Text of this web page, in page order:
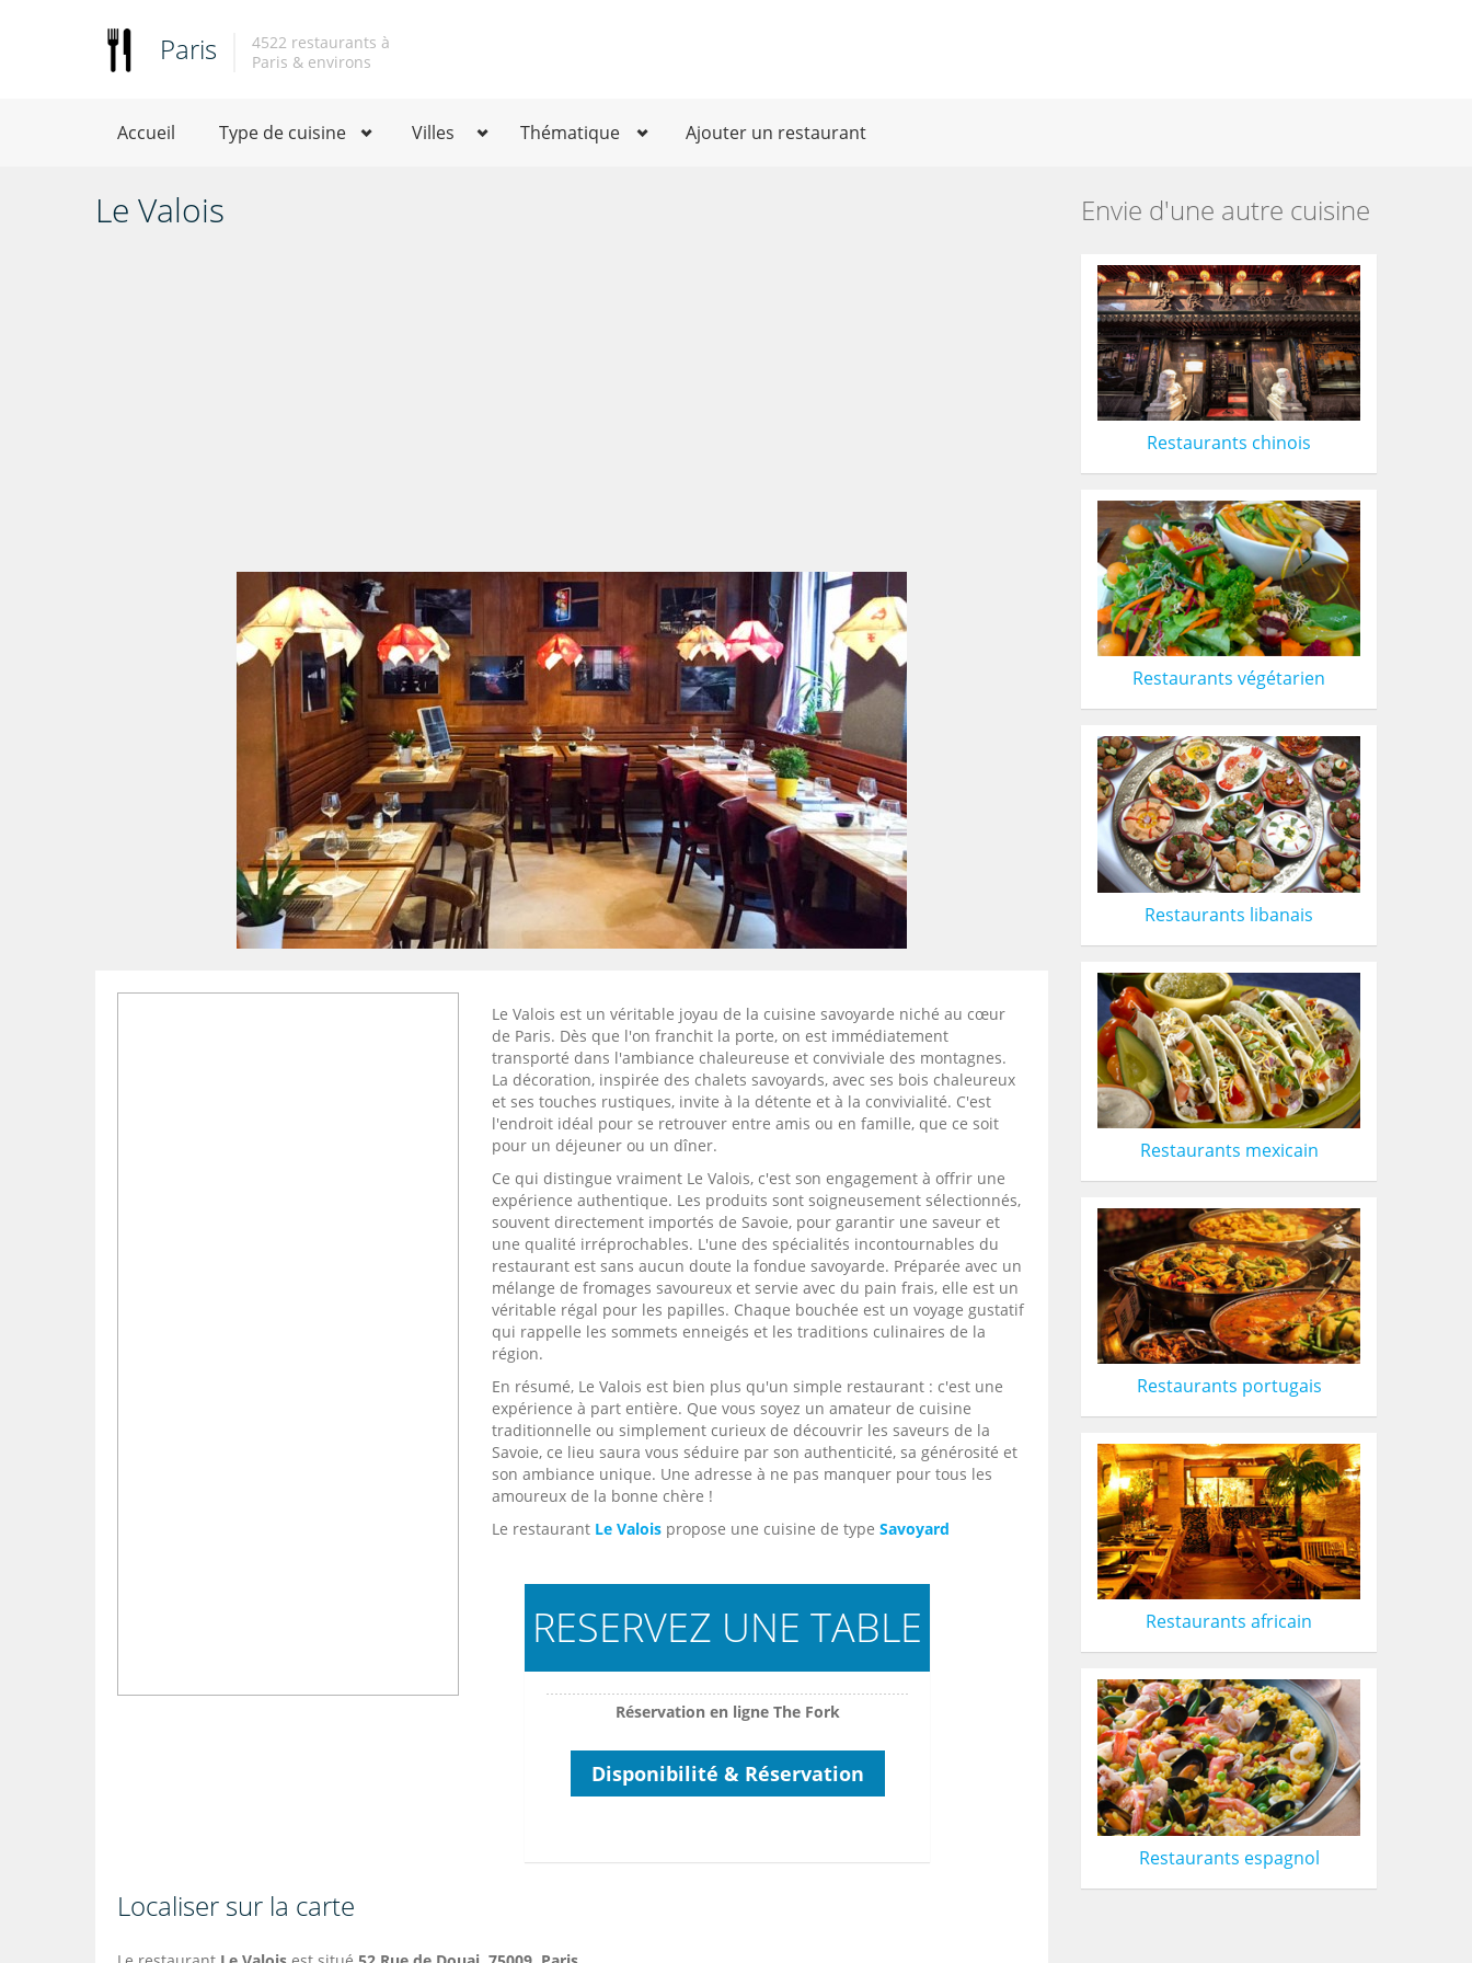
Paris
4522 restaurants à
Paris & environs
Accueil Type de cuisine Villes Thématique Ajouter un restaurant
Le Valois
Le Valois est un véritable joyau de la cuisine savoyarde niché au cœur
de Paris. Dès que l'on franchit la porte, on est immédiatement
transporté dans l'ambiance chaleureuse et conviviale des montagnes.
La décoration, inspirée des chalets savoyards, avec ses bois chaleureux
et ses touches rustiques, invite à la détente et à la convivialité. C'est
l'endroit idéal pour se retrouver entre amis ou en famille, que ce soit
pour un déjeuner ou un dîner.
Ce qui distingue vraiment Le Valois, c'est son engagement à offrir une
expérience authentique. Les produits sont soigneusement sélectionnés,
souvent directement importés de Savoie, pour garantir une saveur et
une qualité irréprochables. L'une des spécialités incontournables du
restaurant est sans aucun doute la fondue savoyarde. Préparée avec un
mélange de fromages savoureux et servie avec du pain frais, elle est un
véritable régal pour les papilles. Chaque bouchée est un voyage gustatif
qui rappelle les sommets enneigés et les traditions culinaires de la
région.
En résumé, Le Valois est bien plus qu'un simple restaurant : c'est une
expérience à part entière. Que vous soyez un amateur de cuisine
traditionnelle ou simplement curieux de découvrir les saveurs de la
Savoie, ce lieu saura vous séduire par son authenticité, sa générosité et
son ambiance unique. Une adresse à ne pas manquer pour tous les
amoureux de la bonne chère !
Le restaurant Le Valois propose une cuisine de type Savoyard
RESERVEZ UNE TABLE
Réservation en ligne The Fork
Disponibilité & Réservation
Localiser sur la carte
Envie d'une autre cuisine
Restaurants chinois
Restaurants végétarien
Restaurants libanais
Restaurants mexicain
Restaurants portugais
Restaurants africain
Restaurants espagnol